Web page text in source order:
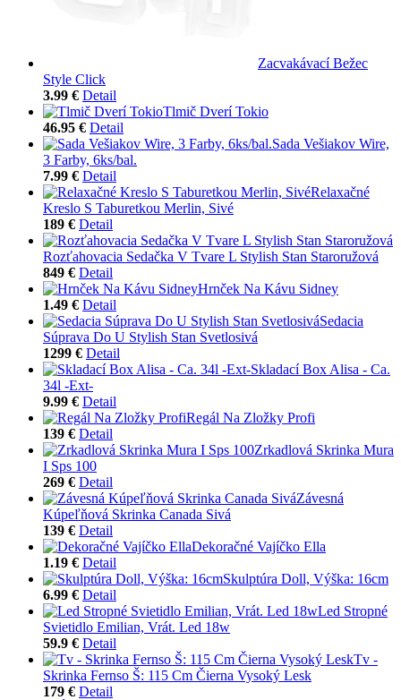
Zacvakávací Bežec
Style Click
3.99 € Detail
Tlmič Dverí Tokio
46.95 € Detail
Sada Vešiakov Wire,
3 Farby, 6ks/bal.
7.99 € Detail
Relaxačné
Kreslo S Taburetkou Merlin, Sivé
189 € Detail
Rozťahovacia Sedačka V Tvare L Stylish Stan Staroružová
849 € Detail
Hrnček Na Kávu Sidney
1.49 € Detail
Sedacia
Súprava Do U Stylish Stan Svetlosivá
1299 € Detail
Skladací Box Alisa - Ca.
34l -Ext-
9.99 € Detail
Regál Na Zložky Profi
139 € Detail
Zrkadlová Skrinka Mura
I Sps 100
269 € Detail
Závesná
Kúpeľňová Skrinka Canada Sivá
139 € Detail
Dekoračné Vajíčko Ella
1.19 € Detail
Skulptúra Doll, Výška: 16cm
6.99 € Detail
Led Stropné
Svietidlo Emilian, Vrát. Led 18w
59.9 € Detail
Tv -
Skrinka Fernso Š: 115 Cm Čierna Vysoký Lesk
179 € Detail